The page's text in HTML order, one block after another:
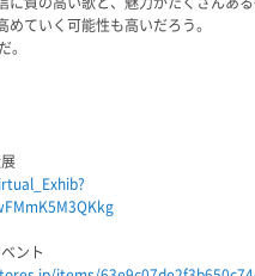
めていく可能性も高いだろう。
ント